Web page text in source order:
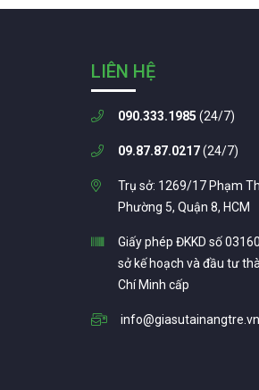
LIÊN HỆ
090.333.1985 (24/7)
09.87.87.0217(24/7)
Trụ sở: 1269/17 Phạm
Phường 5, Quận 8, HCM
Giấy phép ĐKKD số
sở kế hoạch và đầu tư
Chí Minh cấp
info@giasutainangtre.vn